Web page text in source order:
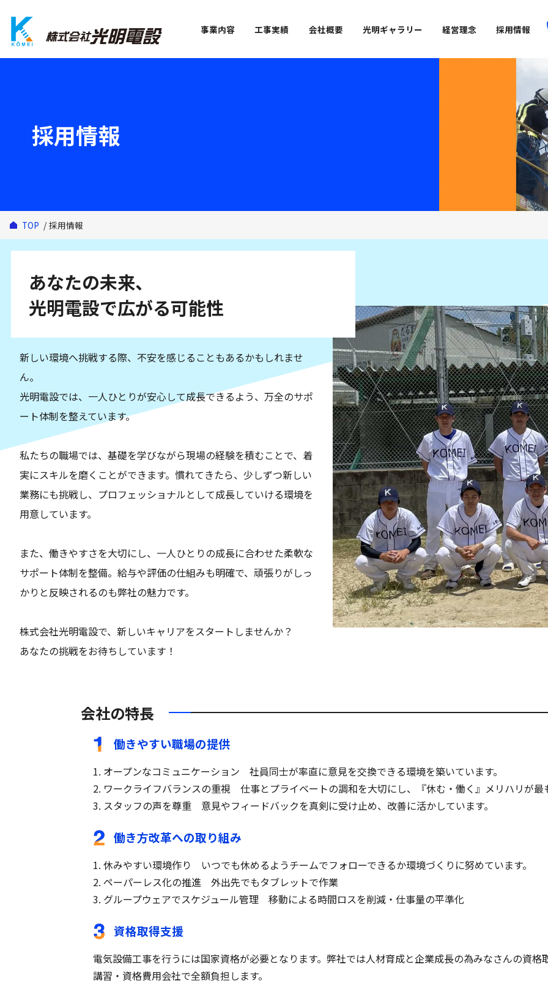
事業内容 工事実績 会社概要 光明ギャラリー 経営理念 採用情報
採用情報
TOP 採用情報
あなたの未来、
光明電設で広がる可能性
新しい環境へ挑戦する際、不安を感じることもあるかもしれませ
ん。
光明電設では、一人ひとりが安心して成長できるよう、万全のサポ
ート体制を整えています。
私たちの職場では、基礎を学びながら現場の経験を積むことで、着
実にスキルを磨くことができます。慣れてきたら、少しずつ新しい
業務にも挑戦し、プロフェッショナルとして成長していける環境を
用意しています。
また、働きやすさを大切にし、一人ひとりの成長に合わせた柔軟な
サポート体制を整備。給与や評価の仕組みも明確で、頑張りがしっ
かりと反映されるのも弊社の魅力です。
株式会社光明電設で、新しいキャリアをスタートしませんか？
あなたの挑戦をお待ちしています！
会社の特長
働きやすい職場の提供
1. オープンなコミュニケーション 社員同士が率直に意見を交換できる環境を築いています。
2. ワークライフバランスの重視 仕事とプライベートの調和を大切にし、『休む・働く』メリハリが最
3. スタッフの声を尊重 意見やフィードバックを真剣に受け止め、改善に活かしています。
働き方改革への取り組み
1. 休みやすい環境作り いつでも休めるようチームでフォローできるか環境づくりに努めています。
2. ペーパーレス化の推進 外出先でもタブレットで作業
3. グループウェアでスケジュール管理 移動による時間ロスを削減・仕事量の平準化
資格取得支援
電気設備工事を行うには国家資格が必要となります。弊社では人材育成と企業成長の為みなさんの資格
講習・資格費用会社で全額負担します。